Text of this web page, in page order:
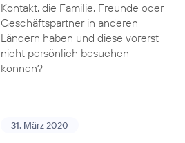
Kontakt, die Familie, Freunde oder
Geschäftspartner in anderen
Ländern haben und diese vorerst
nicht persönlich besuchen
können?
31. März 2020